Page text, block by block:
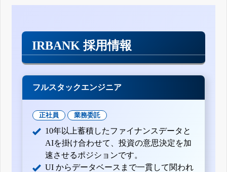
IRBANK 採用情報
フルスタックエンジニア
正社員 業務委託
10年以上蓄積したファイナンスデータと
AIを掛け合わせて、投資の意思決定を加
速させるポジションです。
UI からデータベースまで一貫して関われ